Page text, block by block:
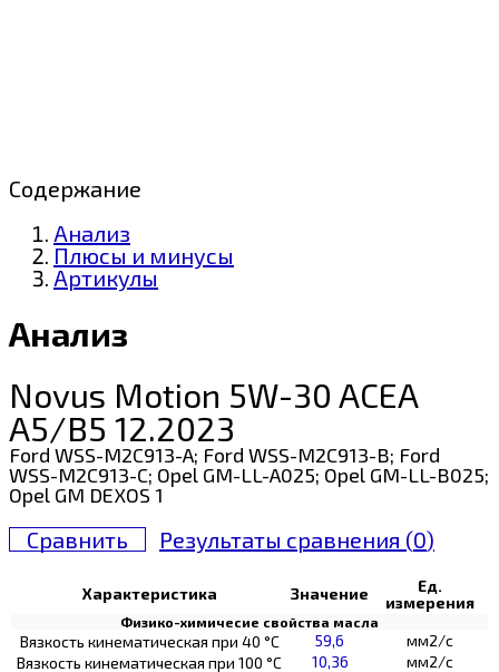
Содержание
Анализ
Плюсы и минусы
Артикулы
Анализ
Novus Motion 5W-30 ACEA
A5/B5 12.2023
Ford WSS-M2C913-A; Ford WSS-M2C913-B; Ford
WSS-M2C913-C; Opel GM-LL-A025; Opel GM-LL-B025;
Opel GM DEXOS 1
Сравнить Результаты сравнения (0)
Характеристика Значение
Ед.
измерения
Физико-химичесие свойства масла
Вязкость кинематическая при 40 °С 59,6
мм2/с
Вязкость кинематическая при 100 °С
10,36
мм2/с